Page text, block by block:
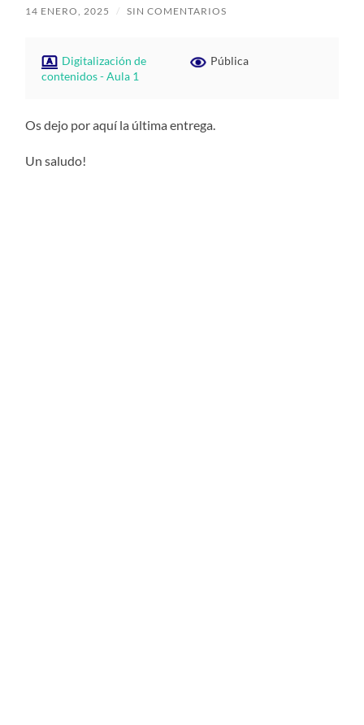
14 ENERO, 2025 / SIN COMENTARIOS
Digitalización de
contenidos - Aula 1
Pública
Os dejo por aquí la última entrega.
Un saludo!